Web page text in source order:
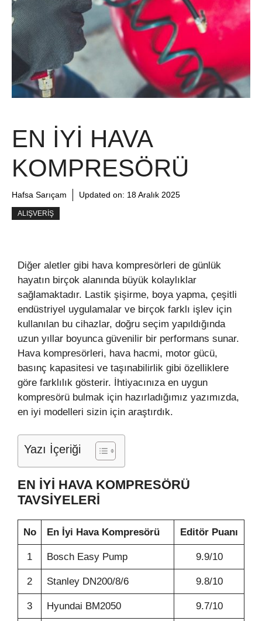
EN İYI HAVA
KOMPRESÖRÜ
Hafsa Sarıçam Updated on: 18 Aralık 2025
ALIŞVERIŞ
Diğer aletler gibi hava kompresörleri de günlük
hayatın birçok alanında büyük kolaylıklar
sağlamaktadır. Lastik şişirme, boya yapma, çeşitli
endüstriyel uygulamalar ve birçok farklı işlev için
kullanılan bu cihazlar, doğru seçim yapıldığında
uzun yıllar boyunca güvenilir bir performans sunar.
Hava kompresörleri, hava hacmi, motor gücü,
basınç kapasitesi ve taşınabilirlik gibi özelliklere
göre farklılık gösterir. İhtiyacınıza en uygun
kompresörü bulmak için hazırladığımız yazımızda,
en iyi modelleri sizin için araştırdık.
Yazı İçeriği
EN İYI HAVA KOMPRESÖRÜ
TAVSIYELERI
No En İyi Hava Kompresörü Editör Puanı
1 Bosch Easy Pump 9.9/10
2 Stanley DN200/8/6 9.8/10
3 Hyundai BM2050 9.7/10